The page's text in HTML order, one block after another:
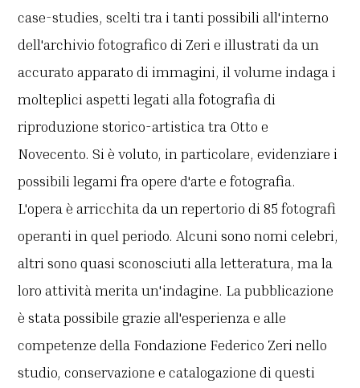
case-studies, scelti tra i tanti possibili all'interno
dell'archivio fotografico di Zeri e illustrati da un
accurato apparato di immagini, il volume indaga i
molteplici aspetti legati alla fotografia di
riproduzione storico-artistica tra Otto e
Novecento. Si è voluto, in particolare, evidenziare i
possibili legami fra opere d'arte e fotografia.
L'opera è arricchita da un repertorio di 85 fotografi
operanti in quel periodo. Alcuni sono nomi celebri,
altri sono quasi sconosciuti alla letteratura, ma la
loro attività merita un'indagine. La pubblicazione
è stata possibile grazie all'esperienza e alle
competenze della Fondazione Federico Zeri nello
studio, conservazione e catalogazione di questi